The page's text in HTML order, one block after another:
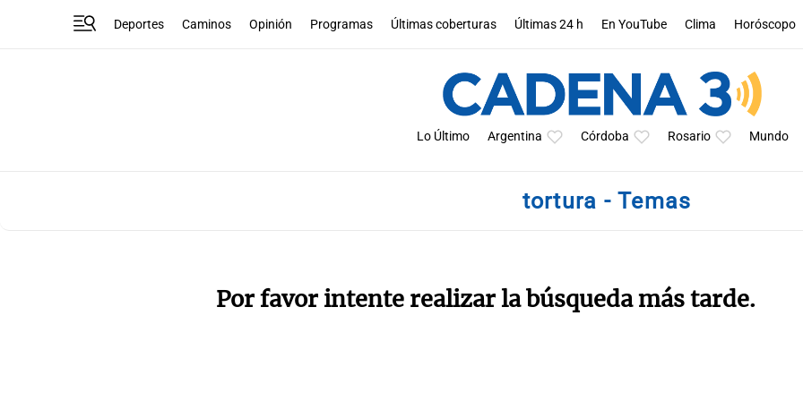
Deportes Caminos Opinión Programas Últimas coberturas Últimas 24 h En YouTube Clima Horóscopo
Lo Último Argentina Córdoba Rosario Mundo
tortura - Temas
Por favor intente realizar la búsqueda más tarde.